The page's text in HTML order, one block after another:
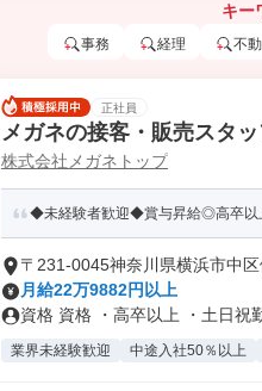
キー
事務 経理 不
正社員
メガネの接客・販売スタッ
株式会社メガネトップ
◆未経験者歓迎◆賞与昇給◎高卒以
〒231-0045神奈川県横浜市中
月給22万9882円以上
資格 資格 ・高卒以上 ・土日祝
業界未経験歓迎 中途入社50％以上